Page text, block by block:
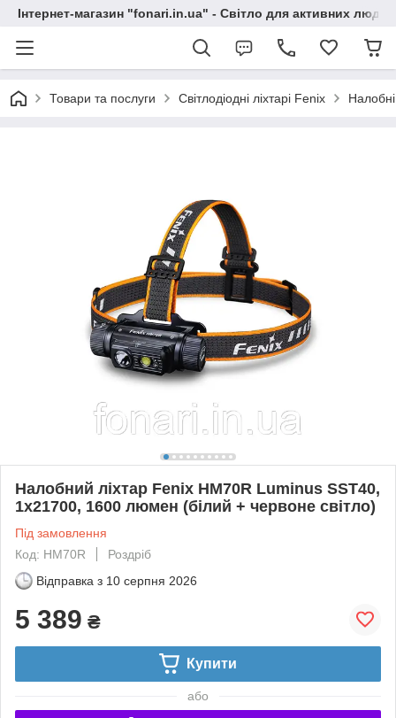
Інтернет-магазин "fonari.in.ua" - Світло для активних людей
Товари та послуги Світлодіодні ліхтарі Fenix
Налобний ліхтар Fenix HM70R Luminus SST40,
1x21700, 1600 люмен (білий + червоне світло)
Під замовлення
Код: HM70R
Роздріб
Відправка з 10 серпня 2026
5 389 ₴
Купити
або